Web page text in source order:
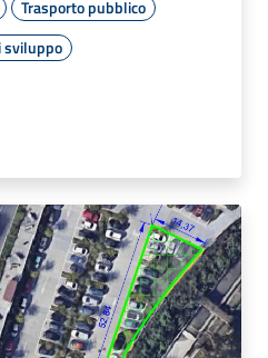
Trasporto pubblico
sviluppo